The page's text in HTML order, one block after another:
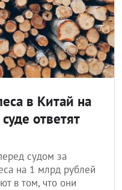
в Китай на
ответят
судом за
на 1 млрд рублей
в том, что они